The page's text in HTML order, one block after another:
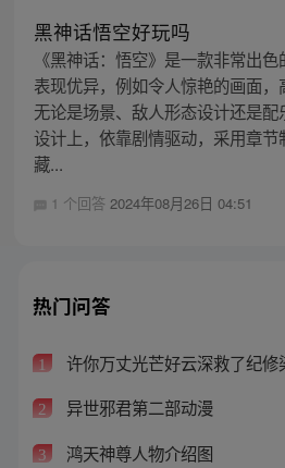
黑神话悟空好玩吗
《黑神话：悟空》是一款非常出
表现优异，例如令人惊艳的画面，
无论是场景、敌人形态设计还是
设计上，依靠剧情驱动，采用章
藏...
1 个回答 2024年08月26日 04:51
热门问答
1 许你万丈光芒好云深救了纪修
2 异世邪君第二部动漫
3 鸿天神尊人物介绍图